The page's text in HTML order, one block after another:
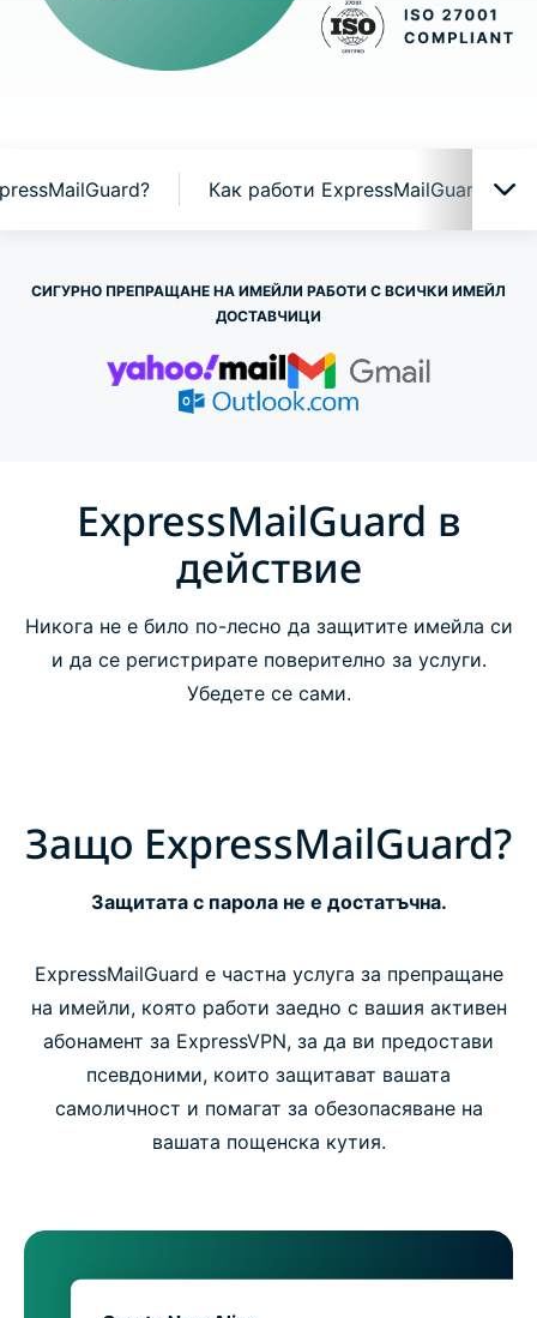
Как работи ExpressMailGuard
ExpressMailGuard в действие
Защо ExpressMailGuard?
Опции на ExpressMailGuard
СИГУРНО ПРЕПРАЩАНЕ НА ИМЕЙЛИ РАБОТИ С ВСИЧКИ ИМЕЙЛ
ДОСТАВЧИЦИ
ExpressMailGuard в
действие
Никога не е било по-лесно да защитите имейла си
и да се регистрирате поверително за услуги.
Убедете се сами.
Защо ExpressMailGuard?
Защитата с парола не е достатъчна.
ExpressMailGuard е частна услуга за препращане
на имейли, която работи заедно с вашия активен
абонамент за ExpressVPN, за да ви предостави
псевдоними, които защитават вашата
самоличност и помагат за обезопасяване на
вашата пощенска кутия.